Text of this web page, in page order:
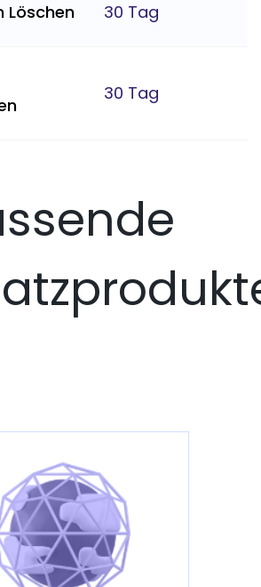
Löschen 30 Tag
30 Tag